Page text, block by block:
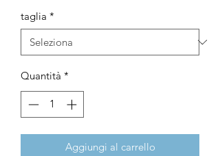
taglia *
Quantità *
Aggiungi al carrello